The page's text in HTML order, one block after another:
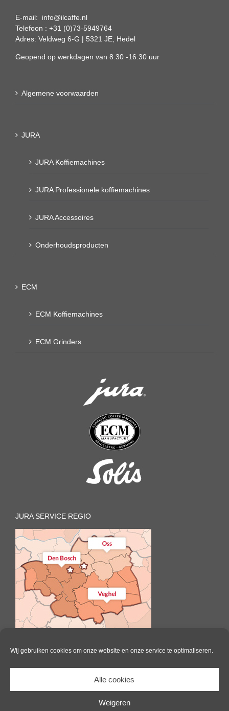
Wij gebruiken cookies om onze website en onze service te optimaliseren.
Alle cookies
Weigeren
E-mail: info@ilcaffe.nl
Telefoon : +31 (0)73-5949764
Adres: Veldweg 6-G | 5321 JE, Hedel
Geopend op werkdagen van 8:30 -16:30 uur
Algemene voorwaarden
JURA
JURA Koffiemachines
JURA Professionele koffiemachines
JURA Accessoires
Onderhoudsproducten
ECM
ECM Koffiemachines
ECM Grinders
JURA SERVICE REGIO
Il Caffè | All Rights Reserved |Website door Pink Raven|Algemene
voorwaarden|